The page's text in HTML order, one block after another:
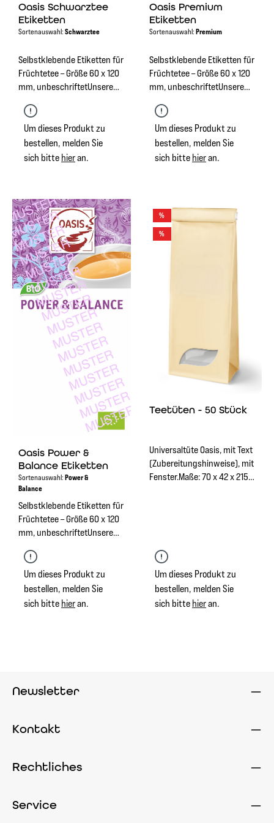
Oasis Schwarztee
Etiketten
Sortenauswahl:Schwarztee
Selbstklebende Etiketten für
Früchtetee – Größe 60 x 120
mm, unbeschriftetUnsere
selbstklebenden Etiketten in
der Größe 60 x 120 mm
eignen sich perfekt zur
Kennzeichnung von
individuell zu beschriften.
Dank der selbstklebenden
Rückseite lassen sie sich
einfach und schnell auf
nahezu allen Oberflächen
anbringen und haften
zuverlässig.
Um dieses Produkt zu
bestellen, melden Sie
sich bitte hieran.
Oasis Premium
Etiketten
Sortenauswahl:Premium
Selbstklebende Etiketten für
Früchtetee – Größe 60 x 120
mm, unbeschriftetUnsere
selbstklebenden Etiketten in
der Größe 60 x 120 mm
eignen sich perfekt zur
Kennzeichnung von
individuell zu beschriften.
Dank der selbstklebenden
Rückseite lassen sie sich
nahezu allen Oberflächen
Um dieses Produkt zu
bestellen, melden Sie
sich bitte hieran.
Oasis Power &
Balance Etiketten
Sortenauswahl:Power &
Balance
Selbstklebende Etiketten für
Früchtetee – Größe 60 x 120
mm, unbeschriftetUnsere
selbstklebenden Etiketten in
der Größe 60 x 120 mm
eignen sich perfekt zur
Kennzeichnung von
einfach und schnell auf
anbringen und haften
zuverlässig.
Um dieses Produkt zu
bestellen, melden Sie
sich bitte hieran.
%
%
Teetüten - 50 Stück
Universaltüte Oasis, mit Text
(Zubereitungshinweise), mit
Fenster.Maße: 70 x 42 x 215
Um dieses Produkt zu
bestellen, melden Sie
sich bitte hieran.
Newsletter
Kontakt
Rechtliches
Service